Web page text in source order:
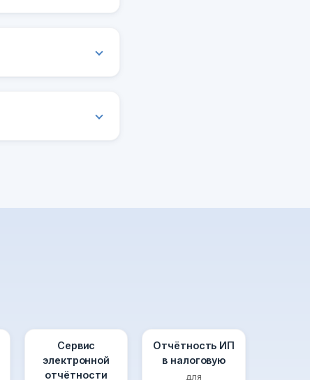
Сервис
электронной
отчётности
Отчётность ИП
в налоговую
для